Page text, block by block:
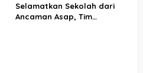
Selamatkan Sekolah dari
Ancaman Asap, Tim